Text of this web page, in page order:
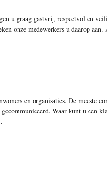
u graag gastvrij, respectvol en
onze medewerkers u daarop
en organisaties. De meeste
Waar kunt u een